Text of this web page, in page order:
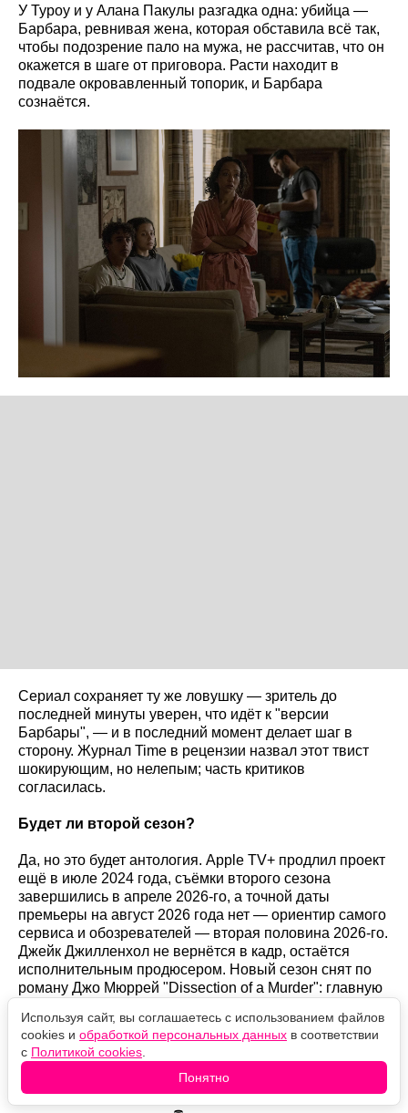
У Туроу и у Алана Пакулы разгадка одна: убийца —
Барбара, ревнивая жена, которая обставила всё так,
чтобы подозрение пало на мужа, не рассчитав, что он
окажется в шаге от приговора. Расти находит в
подвале окровавленный топорик, и Барбара
сознаётся.
Сериал сохраняет ту же ловушку — зритель до
последней минуты уверен, что идёт к "версии
Барбары", — и в последний момент делает шаг в
сторону. Журнал Time в рецензии назвал этот твист
шокирующим, но нелепым; часть критиков
согласилась.
Будет ли второй сезон?
Да, но это будет антология. Apple TV+ продлил проект
ещё в июле 2024 года, съёмки второго сезона
завершились в апреле 2026-го, а точной даты
премьеры на август 2026 года нет — ориентир самого
сервиса и обозревателей — вторая половина 2026-го.
Джейк Джилленхол не вернётся в кадр, остаётся
исполнительным продюсером. Новый сезон снят по
роману Джо Мюррей "Dissection of a Murder": главную
Броснахэн, её мужа-обвинителя — Мэттью Рис.
То есть на вопросы первого сезона ответов больше
не будет. Их и не осталось.
Используя сайт, вы соглашаетесь с использованием файлов
cookies и обработкой персональных данных в соответствии
с Политикой cookies
Понятно